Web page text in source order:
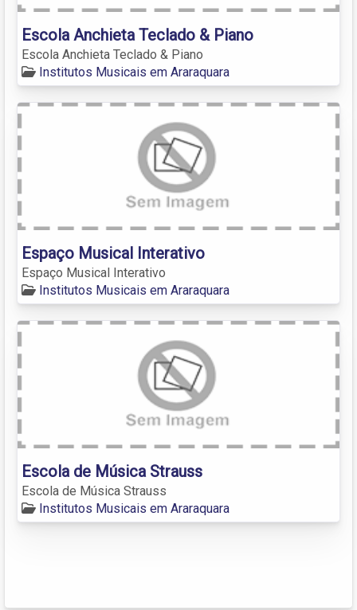
Escola Anchieta Teclado & Piano
Escola Anchieta Teclado & Piano
Institutos Musicais em Araraquara
Espaço Musical Interativo
Espaço Musical Interativo
Institutos Musicais em Araraquara
Escola de Música Strauss
Escola de Música Strauss
Institutos Musicais em Araraquara